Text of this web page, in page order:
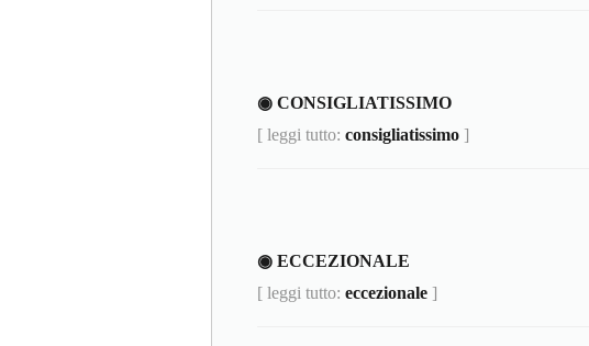
◉ CONSIGLIATISSIMO
[ leggi tutto: consigliatissimo ]
◉ ECCEZIONALE
[ leggi tutto: eccezionale ]